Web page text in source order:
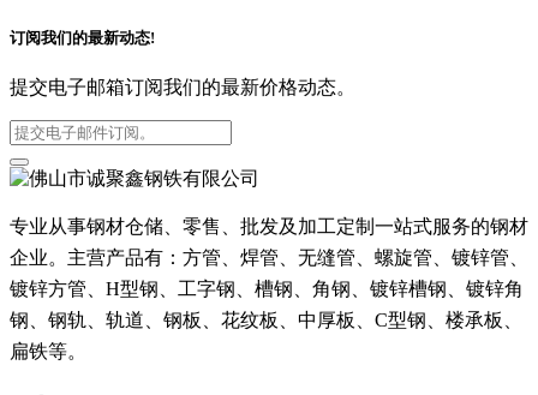
订阅我们的最新动态!
提交电子邮箱订阅我们的最新价格动态。
专业从事钢材仓储、零售、批发及加工定制一站式服务的钢材
企业。主营产品有：方管、焊管、无缝管、螺旋管、镀锌管、
镀锌方管、H型钢、工字钢、槽钢、角钢、镀锌槽钢、镀锌角
钢、钢轨、轨道、钢板、花纹板、中厚板、C型钢、楼承板、
扁铁等。